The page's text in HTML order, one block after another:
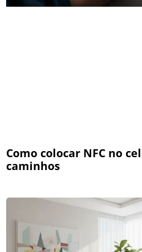
Como colocar NFC no
caminhos